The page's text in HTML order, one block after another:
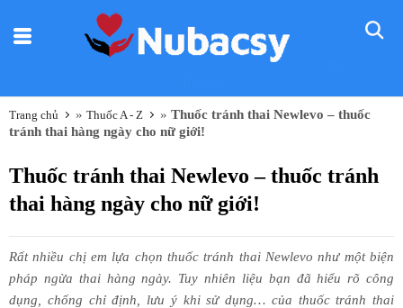
Trang chủ » Thuốc A - Z » Thuốc tránh thai Newlevo – thuốc
tránh thai hàng ngày cho nữ giới!
Thuốc tránh thai Newlevo – thuốc tránh
thai hàng ngày cho nữ giới!
Rất nhiều chị em lựa chọn thuốc tránh thai Newlevo như một biện
pháp ngừa thai hàng ngày. Tuy nhiên liệu bạn đã hiểu rõ công
dụng, chống chỉ định, lưu ý khi sử dụng… của thuốc tránh thai